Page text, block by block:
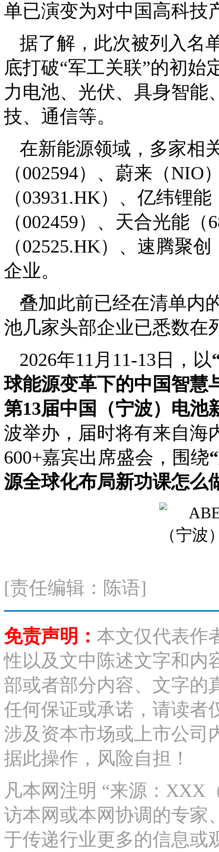
单已演变为对中国高科技
据了解，此次被列入名
底打破“军工关联”的初始
力电池、光伏、具身智能
技、通信等。
在新能源领域，多家相
（002594）、蔚来（
（03931.HK）、亿纬锂
（002459）、天合光能
（02525.HK）、速腾聚
企业。
叠加此前已经在清单内
池几家头部企业已悉数在
2026年11月11-13日，以
球能源变革下的中国智慧
第13届中国（宁波）电池
波举办，届时将有来自海
600+嘉宾出席盛会，围绕
源全球化布局新功课怎么
[责任编辑：陈语]
免责声明： 本文仅代表作
性以及文中陈述文字和内
部或者部分内容、文字的
任何保证或承诺，请读者
涉及资本市场或上市公司
据此操作，风险自担！
凡本网注明 “来源：XXX
访本网或本网协调的专家
于传递行业更多的信息或